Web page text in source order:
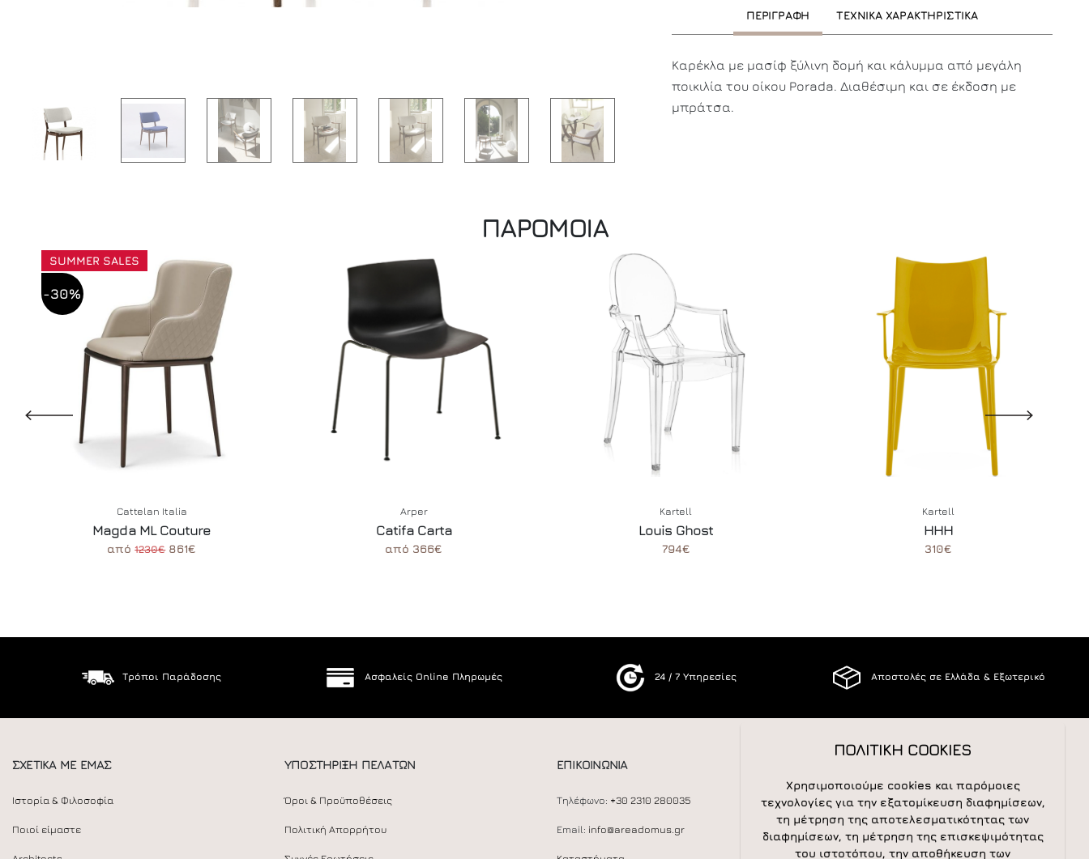
ΠΕΡΙΓΡΑΦΗ ΤΕΧΝΙΚΑ ΧΑΡΑΚΤΗΡΙΣΤΙΚΑ
Καρέκλα με μασίφ ξύλινη δομή και κάλυμμα από μεγάλη
ποικιλία του οίκου Porada. Διαθέσιμη και σε έκδοση με
μπράτσα.
ΠΑΡΟΜΟΙΑ
SUMMER SALES
-30%
Cattelan Italia
Magda ML Couture
από1230€861€
Arper
Catifa Carta
από 366€
Kartell
Louis Ghost
794€
Kartell
HHH
310€
Τρόποι Παράδοσης Ασφαλείς Online Πληρωμές 24 / 7 Υπηρεσίες Αποστολές σε Ελλάδα & Εξωτερικό
ΣΧΕΤΙΚΑ ΜΕ ΕΜΑΣ
Ιστορία & Φιλοσοφία
Ποιοί είμαστε
ΥΠΟΣΤΗΡΙΞΗ ΠΕΛΑΤΩΝ
Όροι & Προϋποθέσεις
Πολιτική Απορρήτου
ΕΠΙΚΟΙΝΩΝΙΑ
Τηλέφωνο: +30 2310 280035
Email: info@areadomus.gr
NEWSLETTER
ΠΟΛΙΤΙΚΗ COOKIES
Χρησιμοποιούμε cookies και παρόμοιες
τεχνολογίες για την εξατομίκευση διαφημίσεων,
τη μέτρηση της αποτελεσματικότητας των
διαφημίσεων, τη μέτρηση της επισκεψιμότητας
του ιστοτόπου, την αποθήκευση των